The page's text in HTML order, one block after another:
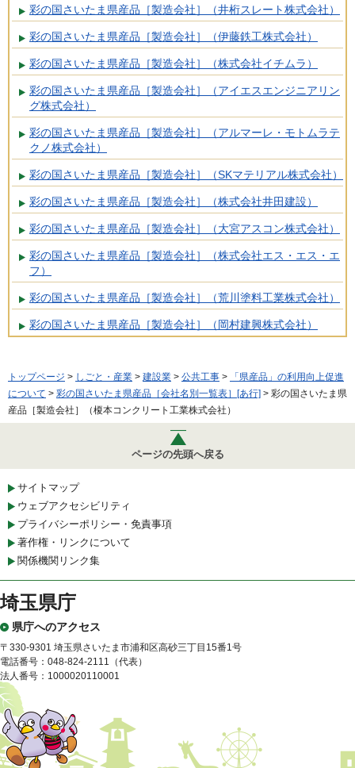
彩の国さいたま県産品［製造会社］（井桁スレート株式会社）
彩の国さいたま県産品［製造会社］（伊藤鉄工株式会社）
彩の国さいたま県産品［製造会社］（株式会社イチムラ）
彩の国さいたま県産品［製造会社］（アイエスエンジニアリン
グ株式会社）
彩の国さいたま県産品［製造会社］（アルマーレ・モトムラテ
クノ株式会社）
彩の国さいたま県産品［製造会社］（SKマテリアル株式会社）
彩の国さいたま県産品［製造会社］（株式会社井田建設）
彩の国さいたま県産品［製造会社］（大宮アスコン株式会社）
彩の国さいたま県産品［製造会社］（株式会社エス・エス・エ
フ）
彩の国さいたま県産品［製造会社］（荒川塗料工業株式会社）
彩の国さいたま県産品［製造会社］（岡村建興株式会社）
トップページ > しごと・産業 > 建設業 > 公共工事 >
「県産品」の利用向上促進
について > 彩の国さいたま県産品［会社名別一覧表］[あ行] > 彩の国さいたま県
産品［製造会社］（榎本コンクリート工業株式会社）
ページの先頭へ戻る
サイトマップ
ウェブアクセシビリティ
プライバシーポリシー・免責事項
著作権・リンクについて
関係機関リンク集
埼玉県庁
県庁へのアクセス
〒330-9301 埼玉県さいたま市浦和区高砂三丁目15番1号
電話番号：048-824-2111（代表）
法人番号：1000020110001